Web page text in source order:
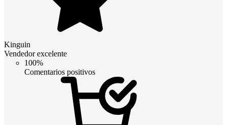
Kinguin
Vendedor excelente
100%
Comentarios positivos